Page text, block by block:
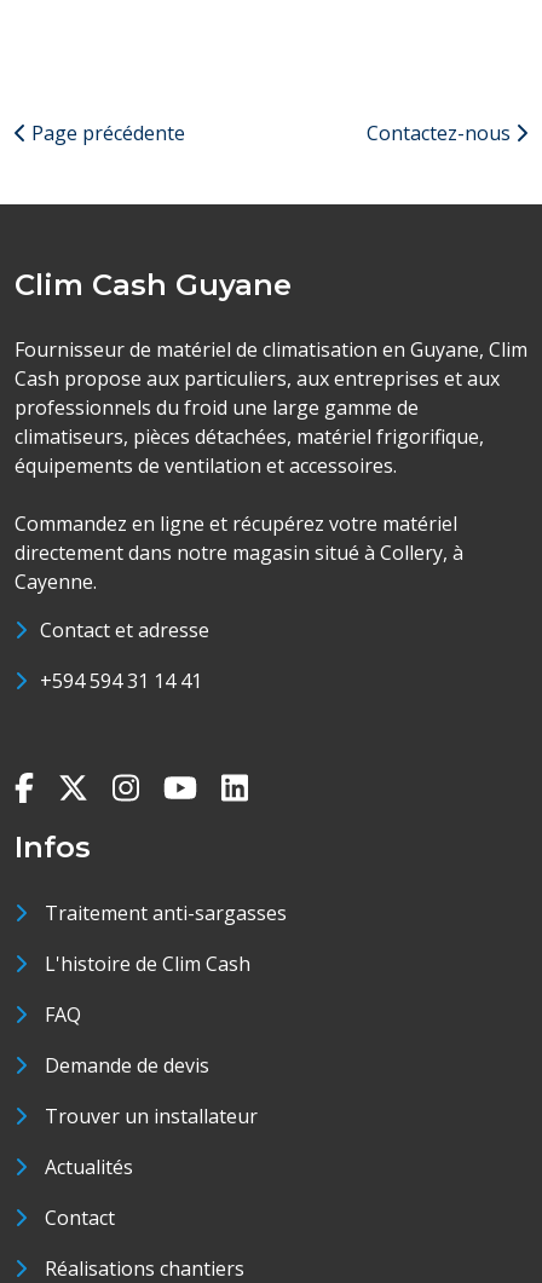
Page précédente Contactez-nous
Clim Cash Guyane
Fournisseur de matériel de climatisation en Guyane, Clim
Cash propose aux particuliers, aux entreprises et aux
professionnels du froid une large gamme de
climatiseurs, pièces détachées, matériel frigorifique,
équipements de ventilation et accessoires.
Commandez en ligne et récupérez votre matériel
directement dans notre magasin situé à Collery, à
Cayenne.
Contact et adresse
+594 594 31 14 41
Infos
Traitement anti-sargasses
L'histoire de Clim Cash
FAQ
Demande de devis
Trouver un installateur
Actualités
Contact
Réalisations chantiers